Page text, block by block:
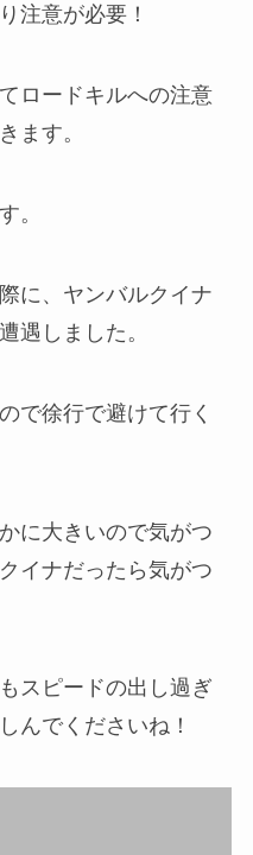
注意が必要！
ロードキルへの注意
ます。
。
に、ヤンバルクイナ
遇しました。
で徐行で避けて行く
に大きいので気がつ
イナだったら気がつ
スピードの出し過ぎ
んでくださいね！